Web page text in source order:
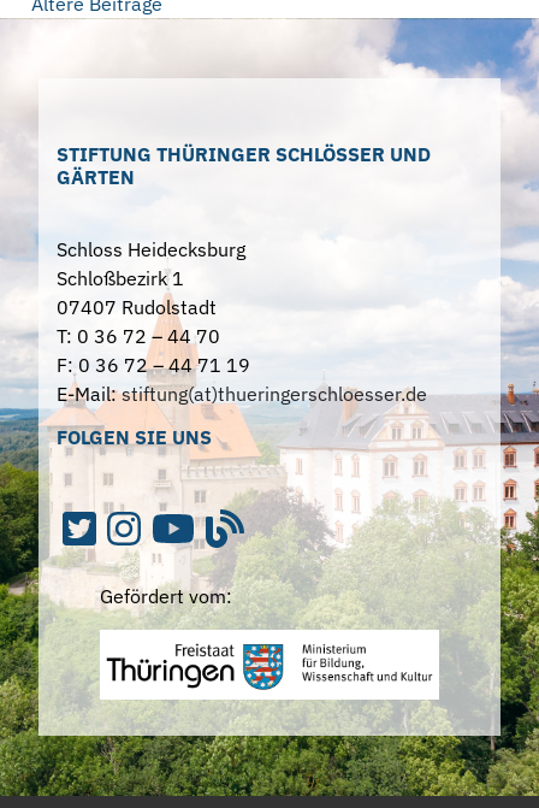
STIFTUNG THÜRINGER SCHLÖSSER UND
GÄRTEN
Schloss Heidecksburg
Schloßbezirk 1
07407 Rudolstadt
T: 0 36 72 – 44 70
F: 0 36 72 – 44 71 19
E-Mail:stiftung(at)thueringerschloesser.de
FOLGEN SIE UNS
Gefördert vom: